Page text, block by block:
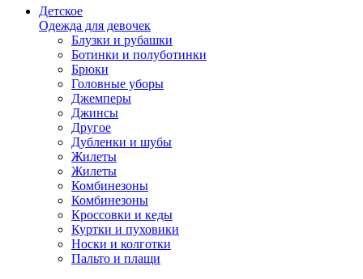
Детское
Одежда для девочек
Блузки и рубашки
Ботинки и полуботинки
Брюки
Головные уборы
Джемперы
Джинсы
Другое
Дубленки и шубы
Жилеты
Жилеты
Комбинезоны
Комбинезоны
Кроссовки и кеды
Куртки и пуховики
Носки и колготки
Пальто и плащи